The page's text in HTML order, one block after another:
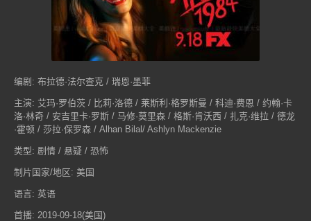
编剧: 布拉德·法尔查克 / 瑞恩·墨菲
主演: 艾玛·罗伯茨 / 比莉·洛德 / 莱斯利·格罗斯曼 / 科迪·费恩 / 约翰·卡
洛·林奇 / 安吉里卡·罗斯 / 马修·莫里森 / 格斯·肯沃西 / 扎克·维拉 / 德龙
·霍顿 / 莎拉·保罗森 / Alhan Bilal/ Ashlyn Mackenzie
类型: 剧情 / 悬疑 / 恐怖
制片国家/地区: 美国
语言: 英语
首播: 2019-09-18(美国)